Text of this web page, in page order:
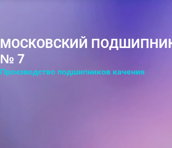
МОСКОВСКИЙ
№ 7
Производство подшипников качения